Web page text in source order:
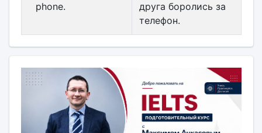
phone.
друга боролись за
телефон.